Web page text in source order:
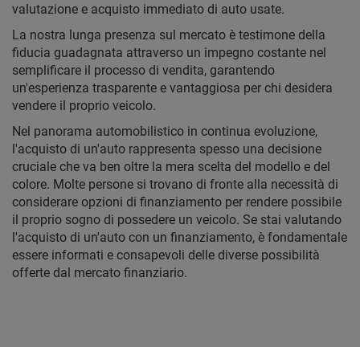
valutazione e acquisto immediato di auto usate.
La nostra lunga presenza sul mercato è testimone della
fiducia guadagnata attraverso un impegno costante nel
semplificare il processo di vendita, garantendo
un'esperienza trasparente e vantaggiosa per chi desidera
vendere il proprio veicolo.
Nel panorama automobilistico in continua evoluzione,
l'acquisto di un'auto rappresenta spesso una decisione
cruciale che va ben oltre la mera scelta del modello e del
colore. Molte persone si trovano di fronte alla necessità di
considerare opzioni di finanziamento per rendere possibile
il proprio sogno di possedere un veicolo. Se stai valutando
l'acquisto di un'auto con un finanziamento, è fondamentale
essere informati e consapevoli delle diverse possibilità
offerte dal mercato finanziario.